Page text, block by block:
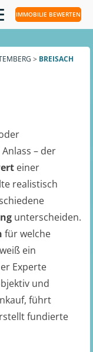
IMMOBILIE BEWERTEN
> BREISACH
– der
einer
realistisch
unterscheiden.
für welche
ein
Experte
und
führt
fundierte